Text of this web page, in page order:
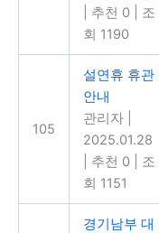
추천 0
조
회 1190
105
설연휴 휴관
안내
관리자
2025.01.28
추천 0
조
회 1151
경기남부 대